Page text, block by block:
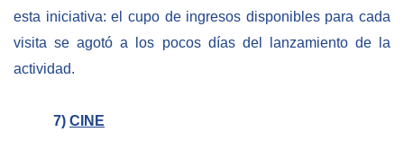
esta iniciativa: el cupo de ingresos disponibles para cada
visita se agotó a los pocos días del lanzamiento de la
actividad.
7) CINE